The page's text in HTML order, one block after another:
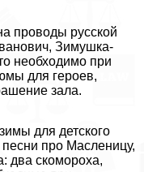
проводы русской
Зимушка-
необходимо при
для героев,
зала.
для детского
про Масленицу,
два скомороха,